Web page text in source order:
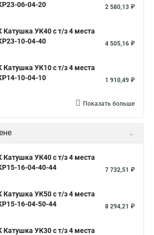
06-04-20
2 580,13 ₽
Катушка УК40 с т/з 4 места
10-04-40
4 505,16 ₽
Катушка УК10 с т/з 4 места
10-04-10
1 910,49 ₽
Показать больше
Катушка УК40 с т/з 4 места
16-04-40-44
7 732,51 ₽
Катушка УК50 с т/з 4 места
16-04-50-44
8 294,21 ₽
Катушка УК30 с т/з 4 места